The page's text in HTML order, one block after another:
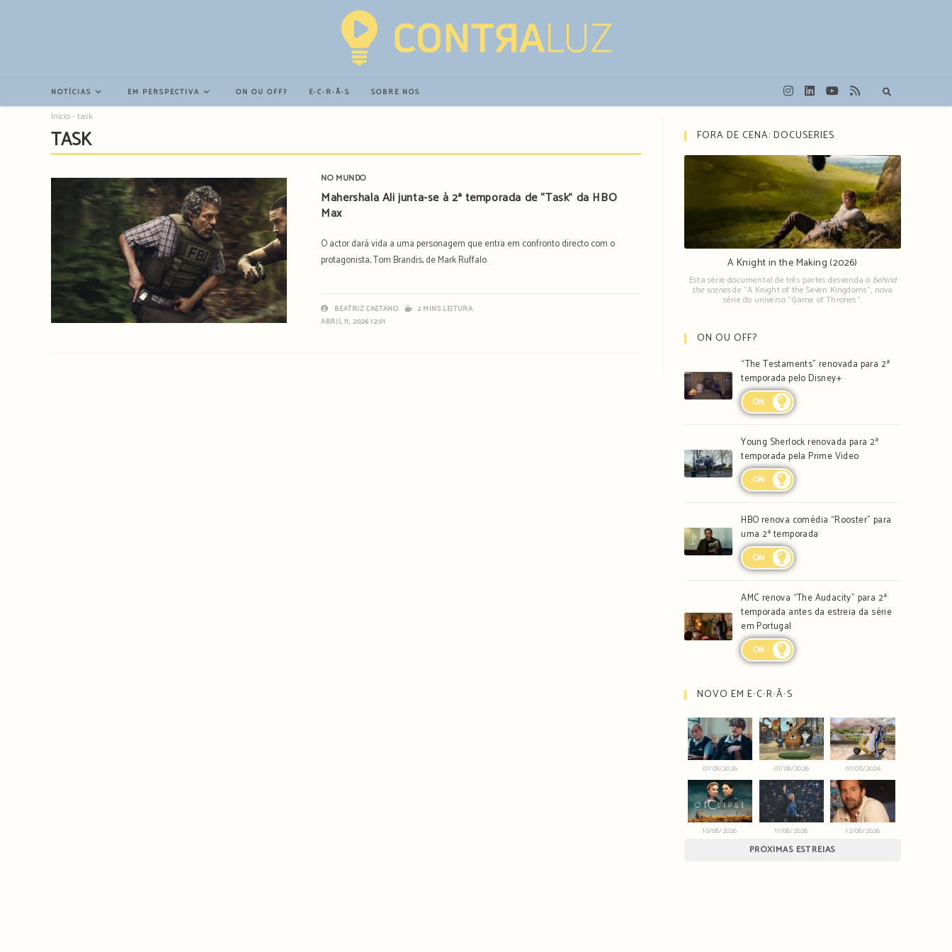
NOTÍCIAS EM PERSPECTIVA ON OU OFF? E∙C∙R∙Ã∙S SOBRE NÓS
Início-task
TASK
NO MUNDO
Mahershala Ali junta-se à 2ª temporada de “Task” da HBO
Max
O actor dará vida a uma personagem que entra em confronto directo com o
protagonista, Tom Brandis, de Mark Ruffalo.
BEATRIZ CAETANO
2 MINS LEITURA
ABRIL 11, 2026 12:01
FORA DE CENA: DOCUSERIES
A Knight in the Making (2026)
Esta série documental de três partes desvenda o behind
the scenesde "A Knight of the Seven Kingdoms", nova
série do universo "Game of Thrones".
ON OU OFF?
“The Testaments” renovada para 2ª
temporada pelo Disney+
ON
Young Sherlock renovada para 2ª
temporada pela Prime Video
ON
HBO renova comédia “Rooster” para
uma 2ª temporada
ON
AMC renova “The Audacity” para 2ª
temporada antes da estreia da série
em Portugal
ON
NOVO EM E∙C∙R∙Ã∙S
07/08/2026 07/08/2026 07/08/2026
10/08/2026 11/08/2026 12/08/2026
PRÓXIMAS ESTREIAS